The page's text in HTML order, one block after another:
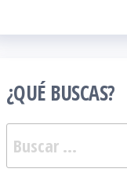
¿QUÉ BUSCAS?
Buscar: